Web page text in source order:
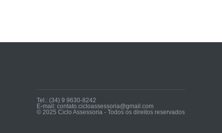
Tel.: (34) 9 9630-8242
E-mail: contato.cicloassessoria@gmail.com
© 2025 Ciclo Assessoria - Todos os direitos reservados